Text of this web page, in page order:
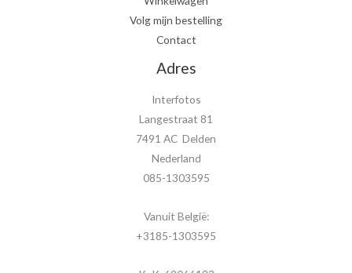
Volg mijn bestelling
Contact
Adres
Interfotos
Langestraat 81
7491 AC Delden
Nederland
085-1303595
Vanuit België:
+3185-1303595